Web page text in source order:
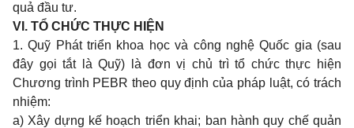
quả đầu tư.
VI. TỔ CHỨC THỰC HIỆN
1. Quỹ Phát triển khoa học và công nghệ Quốc gia (sau
đây gọi tắt là Quỹ) là đơn vị chủ trì tổ chức thực hiện
Chương trình PEBR theo quy định của pháp luật, có trách
nhiệm:
a) Xây dựng kế hoạch triển khai; ban hành quy chế quản